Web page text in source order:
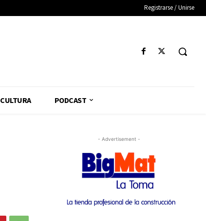
Registrarse / Unirse
CULTURA PODCAST
- Advertisement -